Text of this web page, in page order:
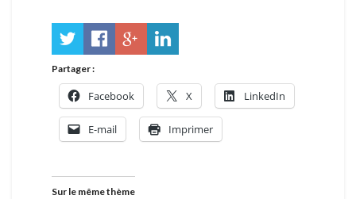
Partager :
Facebook X LinkedIn
E-mail Imprimer
Sur le même thème